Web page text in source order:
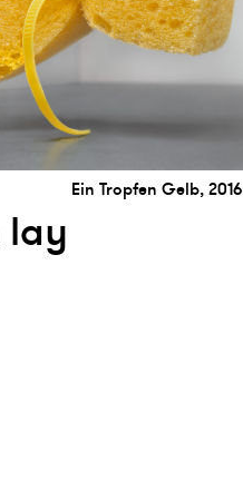
Ein Tropfen Gelb, 2016
lay